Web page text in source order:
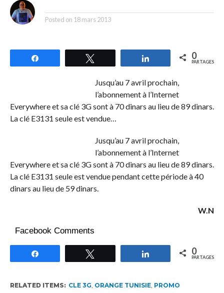
Posted on 18 mars 2013
Partagez 0
PARTAGES
Jusqu’au 7 avril prochain,
l’abonnement à l’Internet
Everywhere et sa clé 3G sont à 70 dinars au lieu de 89 dinars.
La clé E3131 seule est vendue…
Jusqu’au 7 avril prochain,
l’abonnement à l’Internet
Everywhere et sa clé 3G sont à 70 dinars au lieu de 89 dinars.
La clé E3131 seule est vendue pendant cette période à 40
dinars au lieu de 59 dinars.
W.N
Facebook Comments
Partagez 0
PARTAGES
RELATED ITEMS: CLE 3G ORANGE TUNISIE, PROMO